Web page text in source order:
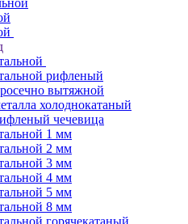
рифленый
вытяжной
холоднокатаный
чечевица
1 мм
2 мм
3 мм
4 мм
5 мм
8 мм
горячекатаный